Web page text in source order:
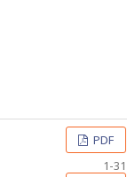
1-31
PDF